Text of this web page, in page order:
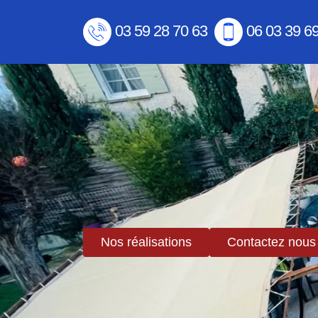
03 59 28 70 63 06 03 39
Nos réalisations Contactez nous